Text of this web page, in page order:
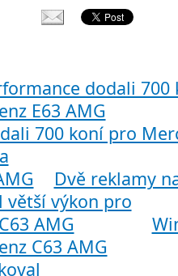
700 koní pro
Dvě reklamy
C63 AMG